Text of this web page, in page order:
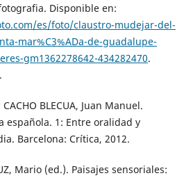
Disponible en:
es/foto/claustro-mudejar-del-
mar%C3%ADa-de-guadalupe-
gm1362278642-434282470.
BLECUA, Juan Manuel.
española. 1: Entre oralidad y
Barcelona: Crítica, 2012.
Mario (ed.). Paisajes sensoriales: